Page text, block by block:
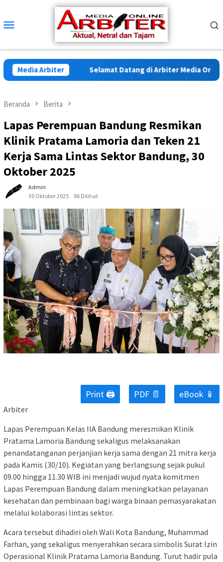
konten
Mobile
Media Arbiter Selamat Datang di Arbiter Media Online
Beranda Berita
Lapas Perempuan Bandung Resmikan
Klinik Pratama Lamoria dan Teken 21
Kerja Sama Lintas Sektor Bandung, 30
Oktober 2025
Admin
30 Oktober 2025
96 Dilihat
Print 🖨 PDF 📄 eBook 📱
Arbiter
Lapas Perempuan Kelas IIA Bandung meresmikan Klinik
Pratama Lamoria Bandung sekaligus melaksanakan
penandatanganan perjanjian kerja sama dengan 21 mitra kerja
pada Kamis (30/10). Kegiatan yang berlangsung sejak pukul
09.00 hingga 11.30 WIB ini menjadi wujud nyata komitmen
Lapas Perempuan Bandung dalam meningkatkan pelayanan
kesehatan dan pembinaan bagi warga binaan pemasyarakatan
melalui kolaborasi lintas sektor.
Acara tersebut dihadiri oleh Wali Kota Bandung, Muhammad
Farhan, yang sekaligus menyerahkan secara simbolis Surat Izin
Operasional Klinik Pratama Lamoria Bandung. Turut hadir pula